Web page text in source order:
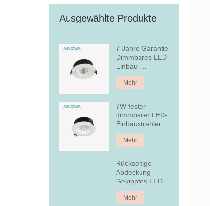
Ausgewählte Produkte
7 Jahre Garantie
Dimmbares LED-
Einbau-
Downlight
Mehr
7W fester
dimmbarer LED-
Einbaustrahler
aus Aluminium
Mehr
Rückseitige
Abdeckung
Gekipptes LED-
Einbau-
Downlight
Mehr